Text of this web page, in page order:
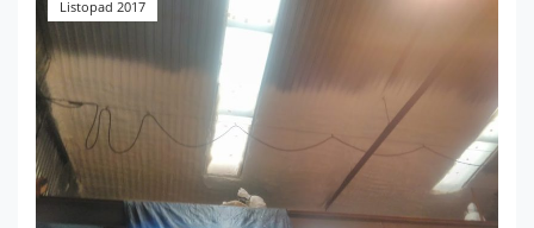
Listopad 2017